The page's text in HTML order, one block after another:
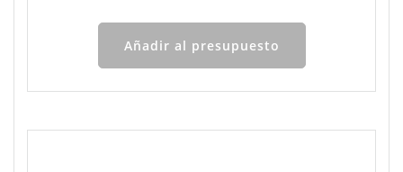
Añadir al presupuesto